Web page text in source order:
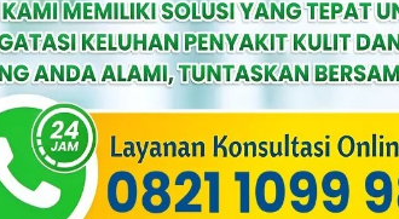
(kondiloma akuminata)
kelamin, berbentuk seperti